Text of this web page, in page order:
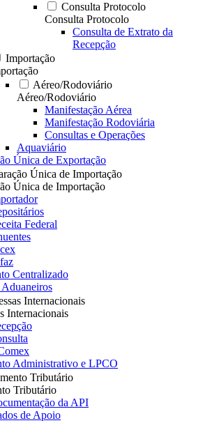
Consulta Protocolo
Consulta Protocolo
Consulta de Extrato da
Recepção
Importação
Aéreo/Rodoviário
Aéreo/Rodoviário
Manifestação Aérea
Manifestação Rodoviária
Consultas e Operações
Aquaviário
Única de Exportação
Única de Importação
Única de Importação
Federal
Centralizado
Internacionais
Internacionais
Administrativo e LPCO
Tributário
Tributário
da API
de Apoio